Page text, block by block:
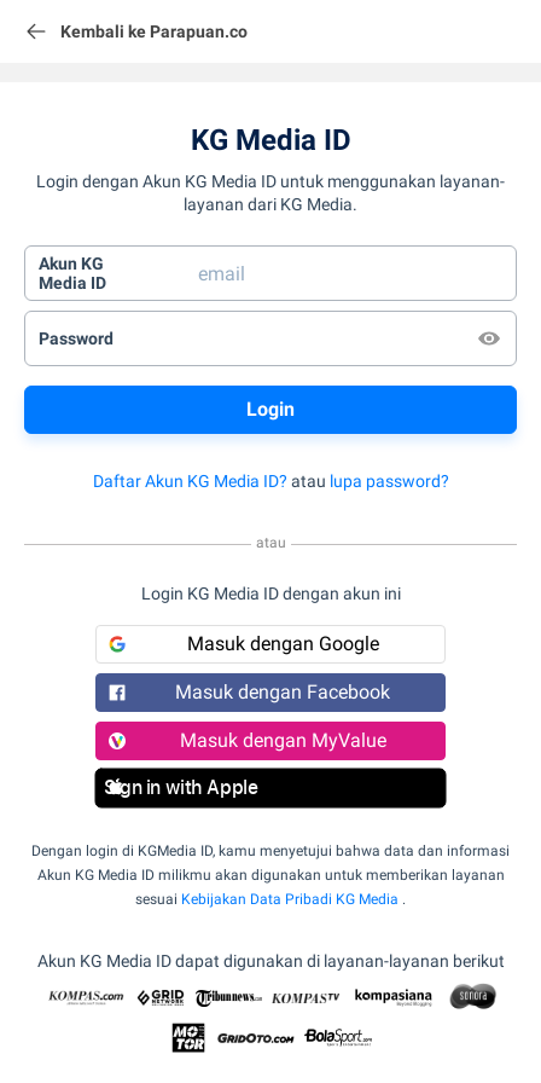
Kembali ke Parapuan.co
KG Media ID
Login dengan Akun KG Media ID untuk menggunakan layanan-
layanan dari KG Media.
Akun KG
Media ID
Password
Daftar Akun KG Media ID? atau lupa password?
atau
Login KG Media ID dengan akun ini
Masuk dengan Google
Masuk dengan Facebook
Masuk dengan MyValue
Sign in with Apple
Dengan login di KGMedia ID, kamu menyetujui bahwa data dan informasi
Akun KG Media ID milikmu akan digunakan untuk memberikan layanan
sesuai Kebijakan Data Pribadi KG Media .
Akun KG Media ID dapat digunakan di layanan-layanan berikut